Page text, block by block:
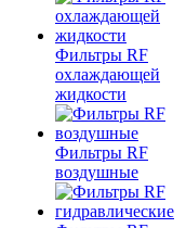
Фильтры RF
охлаждающей
жидкости
Фильтры RF
воздушные